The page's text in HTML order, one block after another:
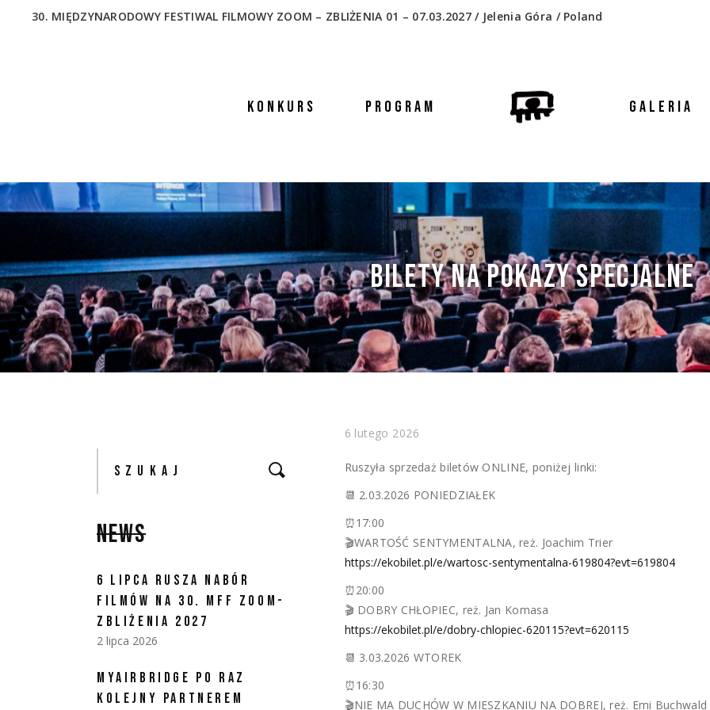
30. MIĘDZYNARODOWY FESTIWAL FILMOWY ZOOM – ZBLIŻENIA 01 – 07.03.2027 / Jelenia Góra / Poland
KONKURS PROGRAM GALERIA
BILETY NA POKAZY SPECJALNE
6 lutego 2026
Ruszyła sprzedaż biletów ONLINE, poniżej linki:
📆 2.03.2026 PONIEDZIAŁEK
⏰17:00
🎬WARTOŚĆ SENTYMENTALNA, reż. Joachim Trier
https://ekobilet.pl/e/wartosc-sentymentalna-619804?evt=619804
⏰20:00
🎬 DOBRY CHŁOPIEC, reż. Jan Komasa
https://ekobilet.pl/e/dobry-chlopiec-620115?evt=620115
📆 3.03.2026 WTOREK
⏰16:30
🎬NIE MA DUCHÓW W MIESZKANIU NA DOBREJ, reż. Emi Buchwald
Szukaj:
NEWS
6 LIPCA RUSZA NABÓR
FILMÓW NA 30. MFF ZOOM-
ZBLIŻENIA 2027
2 lipca 2026
MYAIRBRIDGE PO RAZ
KOLEJNY PARTNEREM